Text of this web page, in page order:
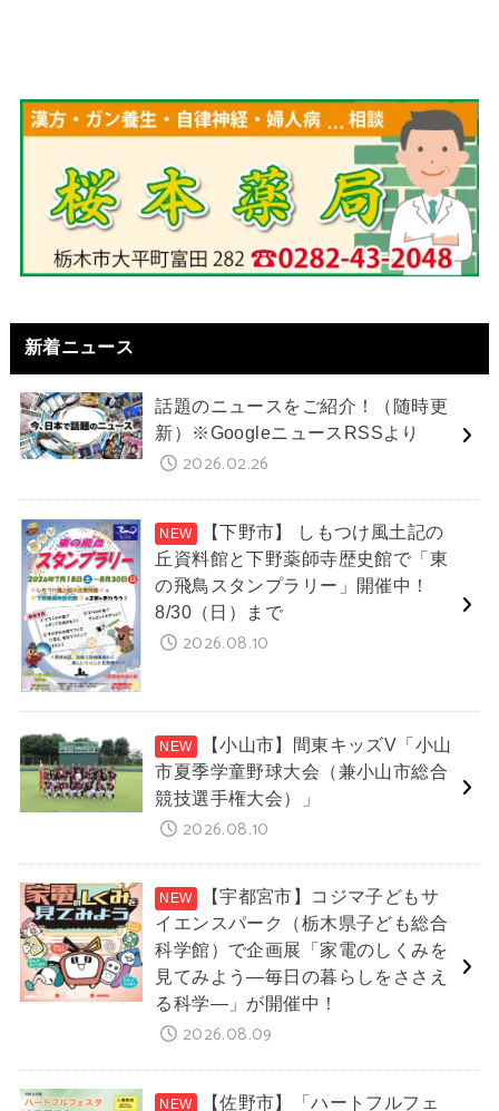
新着ニュース
話題のニュースをご紹介！（随時更
新）※GoogleニュースRSSより
2026.02.26
【下野市】 しもつけ風土記の
丘資料館と下野薬師寺歴史館で「東
の飛鳥スタンプラリー」開催中！
8/30（日）まで
2026.08.10
【小山市】間東キッズV「小山
市夏季学童野球大会（兼小山市総合
競技選手権大会）」
2026.08.10
【宇都宮市】コジマ子どもサ
イエンスパーク（栃木県子ども総合
科学館）で企画展「家電のしくみを
見てみよう―毎日の暮らしをささえ
る科学―」が開催中！
2026.08.09
【佐野市】「ハートフルフェ